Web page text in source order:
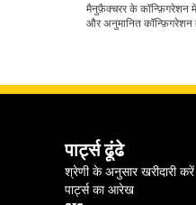
मैनुफ़ैक्चरर के कॉन्फ़िगरेशन
और अनुमानित कॉन्फ़िगरेशन
पार्ट्स ढूंढे
श्रेणी के अनुसार खरीदारी करें
पार्ट्स का आरेख